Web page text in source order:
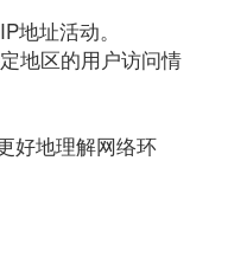
地址活动。
地区的用户访问情
好地理解网络环